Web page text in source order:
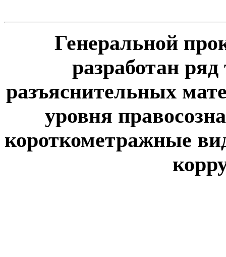
Генеральной
разработан
разъяснительных
уровня
короткометражные